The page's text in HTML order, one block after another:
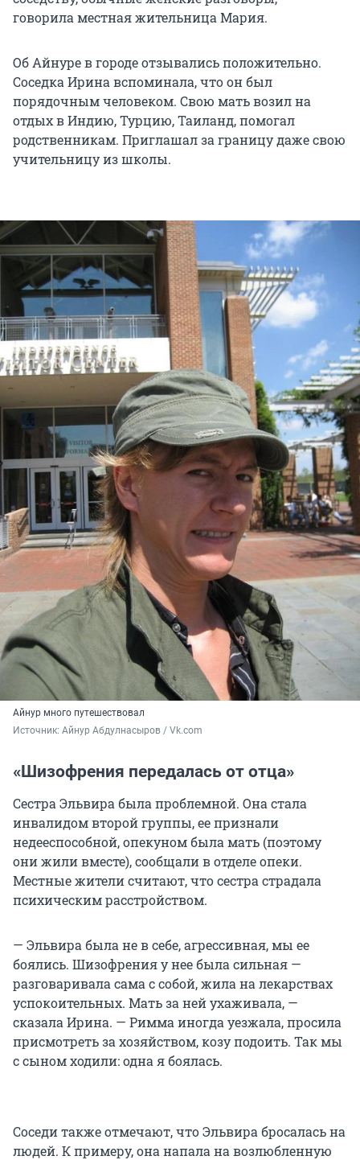
говорила местная жительница Мария.
Об Айнуре в городе отзывались положительно.
Соседка Ирина вспоминала, что он был
порядочным человеком. Свою мать возил на
отдых в Индию, Турцию, Таиланд, помогал
родственникам. Приглашал за границу даже свою
учительницу из школы.
Айнур много путешествовал
Источник: Айнур Абдулнасыров / Vk.com
«Шизофрения передалась от отца»
Сестра Эльвира была проблемной. Она стала
инвалидом второй группы, ее признали
недееспособной, опекуном была мать (поэтому
они жили вместе), сообщали в отделе опеки.
Местные жители считают, что сестра страдала
психическим расстройством.
— Эльвира была не в себе, агрессивная, мы ее
боялись. Шизофрения у нее была сильная —
разговаривала сама с собой, жила на лекарствах
успокоительных. Мать за ней ухаживала, —
сказала Ирина. — Римма иногда уезжала, просила
присмотреть за хозяйством, козу подоить. Так мы
с сыном ходили: одна я боялась.
Соседи также отмечают, что Эльвира бросалась на
людей. К примеру, она напала на возлюбленную